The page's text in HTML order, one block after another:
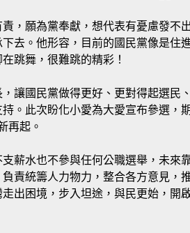
，願為黨奉獻，想代表有憂慮發不
去。他形容，目前的國民黨像是住
跳舞，很難跳的精彩！
讓國民黨做得更好、更對得起選民
。此次盼化小愛為大愛宣布參選，
再起。
薪水也不參與任何公職選舉，未來
責統籌人力物力，整合各方意見，
出困境，步入坦途，與民更始，開